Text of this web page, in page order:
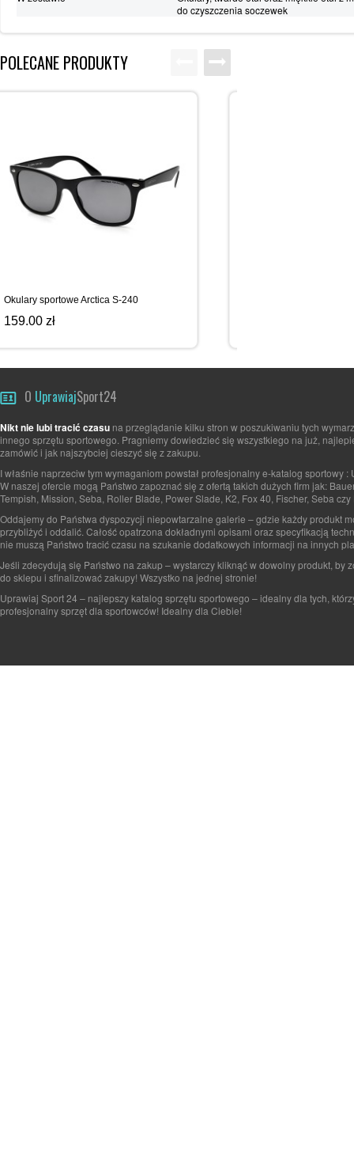
do czyszczenia soczewek
POLECANE PRODUKTY
Okulary sportowe Arctica S-240
159.00 zł
O UprawiajSport24
Nikt nie lubi tracić czasu na przeglądanie kilku stron w poszukiwaniu tych
innego sprzętu sportowego. Pragniemy dowiedzieć się wszystkiego na już,
zamówić i jak najszybciej cieszyć się z zakupu.
I właśnie naprzeciw tym wymaganiom powstał profesjonalny e-katalog sportowy :
W naszej ofercie mogą Państwo zapoznać się z ofertą takich dużych firm jak:
Tempish, Mission, Seba, Roller Blade, Power Slade, K2, Fox 40, Fischer, Seba czy
Oddajemy do Państwa dyspozycji niepowtarzalne galerie – gdzie każdy produkt
przybliżyć i oddalić. Całość opatrzona dokładnymi opisami oraz specyfikacją
nie muszą Państwo tracić czasu na szukanie dodatkowych informacji na innych
Jeśli zdecydują się Państwo na zakup – wystarczy kliknąć w dowolny produkt, by
do sklepu i sfinalizować zakupy! Wszystko na jednej stronie!
Uprawiaj Sport 24 – najlepszy katalog sprzętu sportowego – idealny dla tych,
profesjonalny sprzęt dla sportowców! Idealny dla Ciebie!